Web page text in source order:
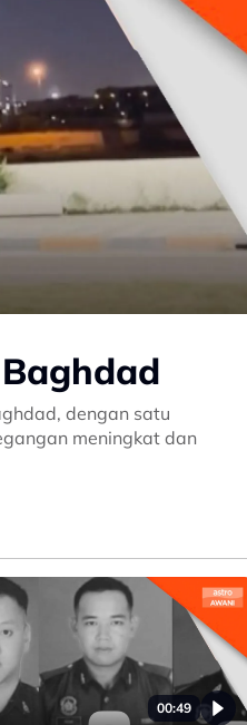
dengan satu
meningkat dan
00:49